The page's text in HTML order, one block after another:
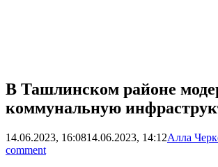
В Ташлинском районе
коммунальную
14.06.2023, 16:0814.06.2023, 14:12Алла
comment